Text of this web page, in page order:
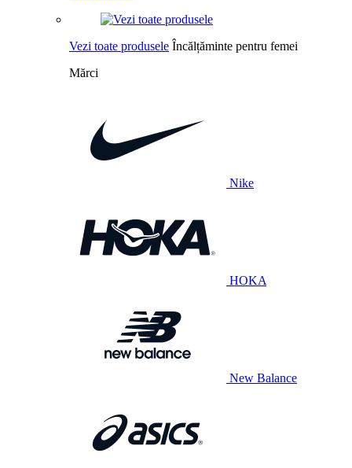
Vezi toate produsele Încălțăminte pentru femei
Mărci
Nike
HOKA
New Balance